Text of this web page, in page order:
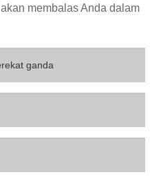
membalas Anda dalam